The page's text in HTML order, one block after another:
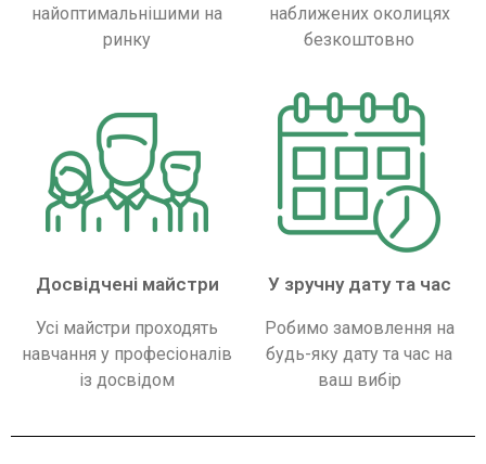
найоптимальнішими на
ринку
наближених околицях
безкоштовно
Досвідчені майстри
Усі майстри проходять
навчання у професіоналів
із досвідом
У зручну дату та час
Робимо замовлення на
будь-яку дату та час на
ваш вибір